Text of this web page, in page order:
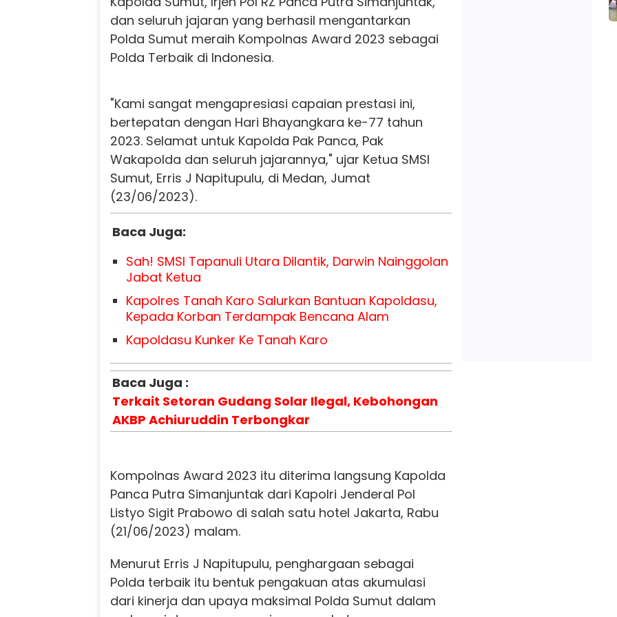
dan seluruh jajaran yang berhasil mengantarkan
Polda Sumut meraih Kompolnas Award 2023 sebagai
Polda Terbaik di Indonesia.
"Kami sangat mengapresiasi capaian prestasi ini,
bertepatan dengan Hari Bhayangkara ke-77 tahun
2023. Selamat untuk Kapolda Pak Panca, Pak
Wakapolda dan seluruh jajarannya," ujar Ketua SMSI
Sumut, Erris J Napitupulu, di Medan, Jumat
(23/06/2023).
Baca Juga:
Sah! SMSI Tapanuli Utara Dilantik, Darwin Nainggolan
Jabat Ketua
Kapolres Tanah Karo Salurkan Bantuan Kapoldasu,
Kepada Korban Terdampak Bencana Alam
Kapoldasu Kunker Ke Tanah Karo
Baca Juga :
Terkait Setoran Gudang Solar Ilegal, Kebohongan
AKBP Achiuruddin Terbongkar
Kompolnas Award 2023 itu diterima langsung Kapolda
Panca Putra Simanjuntak dari Kapolri Jenderal Pol
Listyo Sigit Prabowo di salah satu hotel Jakarta, Rabu
(21/06/2023) malam.
Menurut Erris J Napitupulu, penghargaan sebagai
Polda terbaik itu bentuk pengakuan atas akumulasi
dari kinerja dan upaya maksimal Polda Sumut dalam